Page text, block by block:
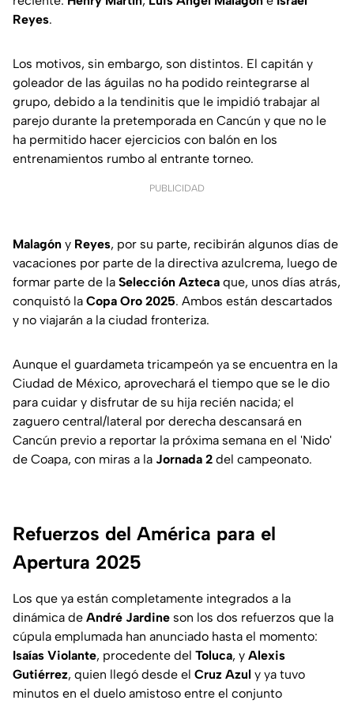
Reyes.
Los motivos, sin embargo, son distintos. El capitán y
goleador de las águilas no ha podido reintegrarse al
grupo, debido a la tendinitis que le impidió trabajar al
parejo durante la pretemporada en Cancún y que no le
ha permitido hacer ejercicios con balón en los
entrenamientos rumbo al entrante torneo.
PUBLICIDAD
Malagón y Reyes, por su parte, recibirán algunos días de
vacaciones por parte de la directiva azulcrema, luego de
formar parte de la Selección Azteca que, unos días atrás,
conquistó la Copa Oro 2025. Ambos están descartados
y no viajarán a la ciudad fronteriza.
Aunque el guardameta tricampeón ya se encuentra en la
Ciudad de México, aprovechará el tiempo que se le dio
para cuidar y disfrutar de su hija recién nacida; el
zaguero central/lateral por derecha descansará en
Cancún previo a reportar la próxima semana en el 'Nido'
de Coapa, con miras a la Jornada 2 del campeonato.
Refuerzos del América para el
Apertura 2025
Los que ya están completamente integrados a la
dinámica de André Jardine son los dos refuerzos que la
cúpula emplumada han anunciado hasta el momento:
Isaías Violante, procedente del Toluca, y Alexis
Gutiérrez, quien llegó desde el Cruz Azul y ya tuvo
minutos en el duelo amistoso entre el conjunto